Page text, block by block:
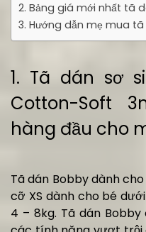
2. Bảng giá mới nhất tã
3. Hướng dẫn mẹ mua
1. Tã dán sơ
Cotton-Soft
hàng đầu cho
Tã dán Bobby dành
cỡ XS dành cho bé
4 – 8kg. Tã dán